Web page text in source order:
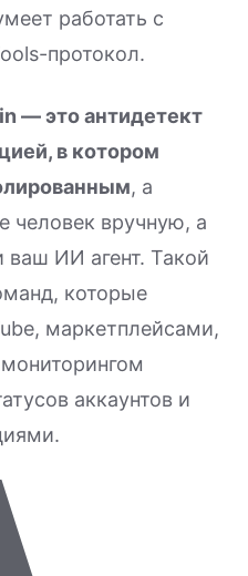
работать с
протокол.
— это антидетект
в котором
, а
человек вручную, а
ваш ИИ агент. Такой
которые
маркетплейсами,
аккаунтов и